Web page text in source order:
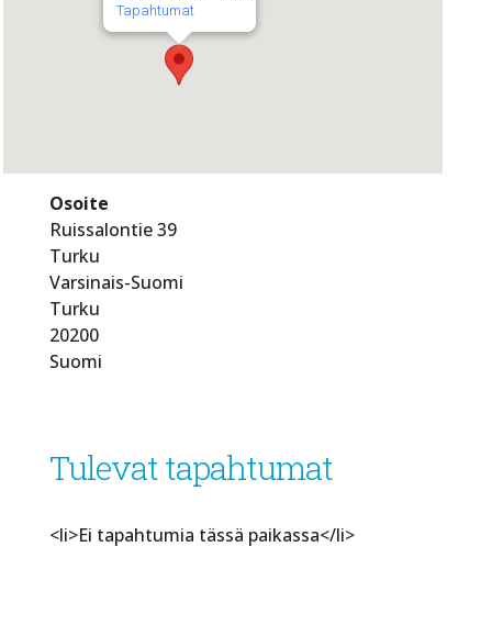
Tapahtumat
Osoite
Ruissalontie 39
Turku
Varsinais-Suomi
Turku
20200
Suomi
Tulevat tapahtumat
<li>Ei tapahtumia tässä paikassa</li>